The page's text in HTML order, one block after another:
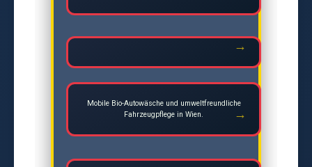
Mobile Bio-Autowäsche und umweltfreundliche
Fahrzeugpflege in Wien.